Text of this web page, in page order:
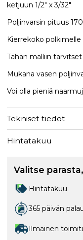
ketjuun 1/2" x 3/32"
Poljinvarsin pituus
Kierrekoko polkimelle
Tähän malliin
Mukana vasen
Voi olla pieniä
Tekniset tiedot
Hintatakuu
Valitse
Hintatakuu
365 päivän
Ilmainen